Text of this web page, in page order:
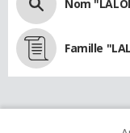
Nom
Famille